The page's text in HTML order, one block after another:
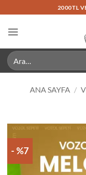
atla
2000TL
Ara:
ANA SAYFA /
- %7